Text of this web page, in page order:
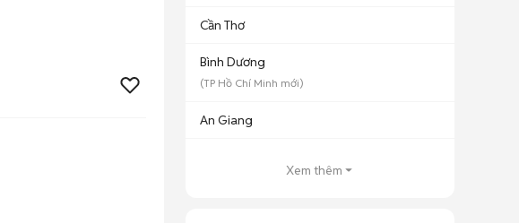
Cần Thơ
Bình Dương
(TP Hồ Chí Minh mới)
An Giang
Xem thêm